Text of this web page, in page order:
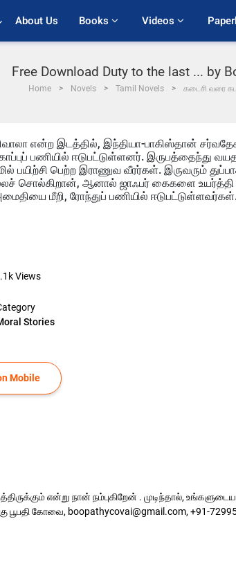
About Us Books Videos
Free Download Duty to the last ... by
Home Novels Tamil Novels கடைசி வரை
என்ற இடத்தில், இந்தியா-பாகிஸ்தான்
பணியில் ஈடுபட்டுள்ளனர். இருபத்தைந்து
பயிற்சி பெற்ற இராணுவ வீரர்கள். இருவரும்
சொல்கிறான், ஆனால் ஜாஃபர் கைகளை உயர்த்தி
மீறி, ரோந்துப் பணியில்
Views
Stories
Mobile
என்று நான் நம்புகிறேன் . முடிந்தால்,
கோவை, boopathycovai@gmail.com, +91-